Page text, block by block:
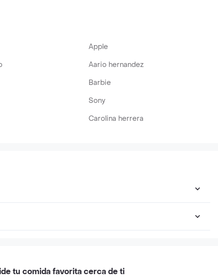
Apple
Aario hernandez
Barbie
Sony
Carolina herrera
tu comida favorita cerca de ti